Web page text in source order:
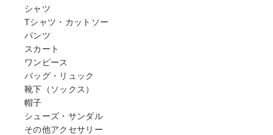
シャツ
Tシャツ・カットソー
パンツ
スカート
ワンピース
バッグ・リュック
靴下（ソックス）
帽子
シューズ・サンダル
その他アクセサリー